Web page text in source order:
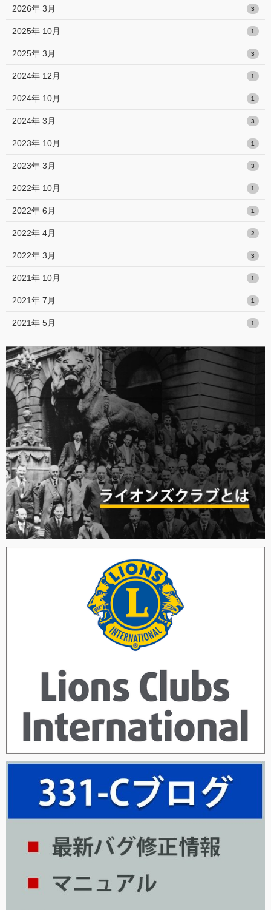
2026年 3月 3
2025年 10月 1
2025年 3月 3
2024年 12月 1
2024年 10月 1
2024年 3月 3
2023年 10月 1
2023年 3月 3
2022年 10月 1
2022年 6月 1
2022年 4月 2
2022年 3月 3
2021年 10月 1
2021年 7月 1
2021年 5月 1